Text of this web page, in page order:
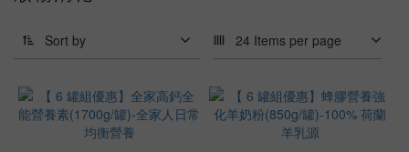
Sort by 24 Items per page